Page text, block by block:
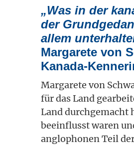
„Was in der
der
allem
Margarete von
Kanada-
Margarete von
für das Land
Land durchgemacht
beeinflusst waren
anglophonen Teil